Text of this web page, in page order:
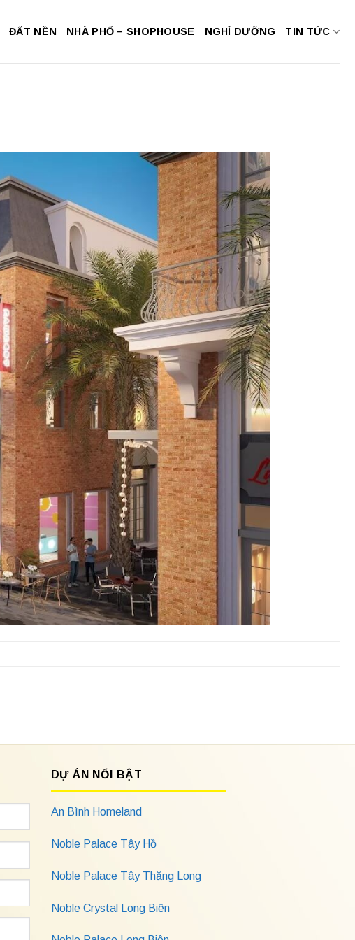
ĐẤT NỀN NHÀ PHỐ – SHOPHOUSE NGHỈ DƯỠNG TIN TỨC
DỰ ÁN NỔI BẬT
An Bình Homeland
Noble Palace Tây Hồ
Noble Palace Tây Thăng Long
Noble Crystal Long Biên